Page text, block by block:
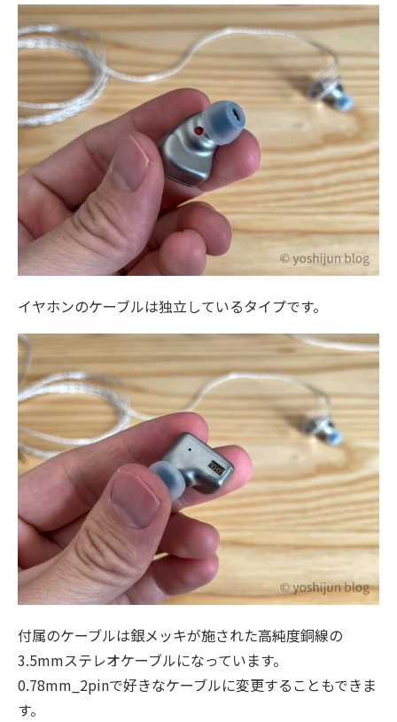
イヤホンのケーブルは独立しているタイプです。
付属のケーブルは銀メッキが施された高純度銅線の
3.5mmステレオケーブルになっています。
0.78mm_2pinで好きなケーブルに変更することもできま
す。